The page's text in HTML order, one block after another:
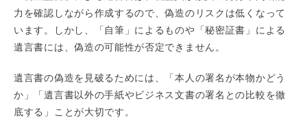
力を確認しながら作成するので、偽造のリスクは低くなって
います。しかし、「自筆」によるものや「秘密証書」による
遺言書には、偽造の可能性が否定できません。
遺言書の偽造を見破るためには、「本人の署名が本物かどう
か」「遺言書以外の手紙やビジネス文書の署名との比較を徹
底する」ことが大切です。